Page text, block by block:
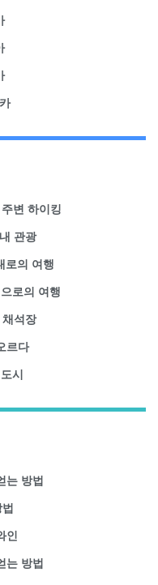
변 하이킹
관광
로의 여행
로의 여행
석장
르다
시
는 방법
인
는 방법